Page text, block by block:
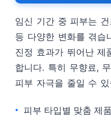
임신 기간 중 피부는
등 다양한 변화를 겪습
진정 효과가 뛰어난 제
합니다. 특히 무향료,
피부 자극을 줄일 수 있
피부 타입별 맞춤 제